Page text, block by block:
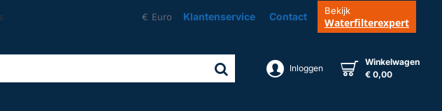
€ Euro Klantenservice Contact
Bekijk
Waterfilterexpert
Inloggen
Winkelwagen
€ 0,00